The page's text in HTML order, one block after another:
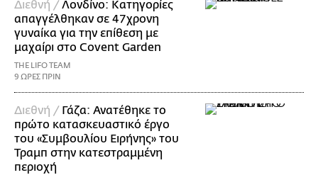
Διεθνή / Λονδίνο: Κατηγορίες
απαγγέλθηκαν σε 47χρονη
γυναίκα για την επίθεση με
μαχαίρι στο Covent Garden
THE LIFO TEAM
9 ΩΡΕΣ ΠΡΙΝ
Διεθνή / Γάζα: Ανατέθηκε το
πρώτο κατασκευαστικό έργο
του «Συμβουλίου Ειρήνης» του
Τραμπ στην κατεστραμμένη
περιοχή